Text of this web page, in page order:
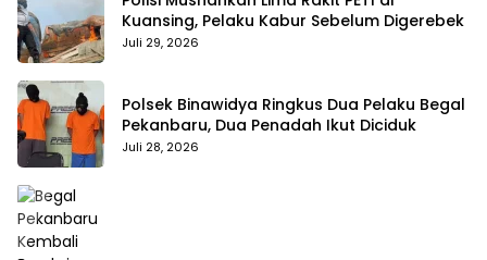
Kuansing, Pelaku Kabur Sebelum Digerebek
Juli 29, 2026
Polsek Binawidya Ringkus Dua Pelaku Begal
Pekanbaru, Dua Penadah Ikut Diciduk
Juli 28, 2026